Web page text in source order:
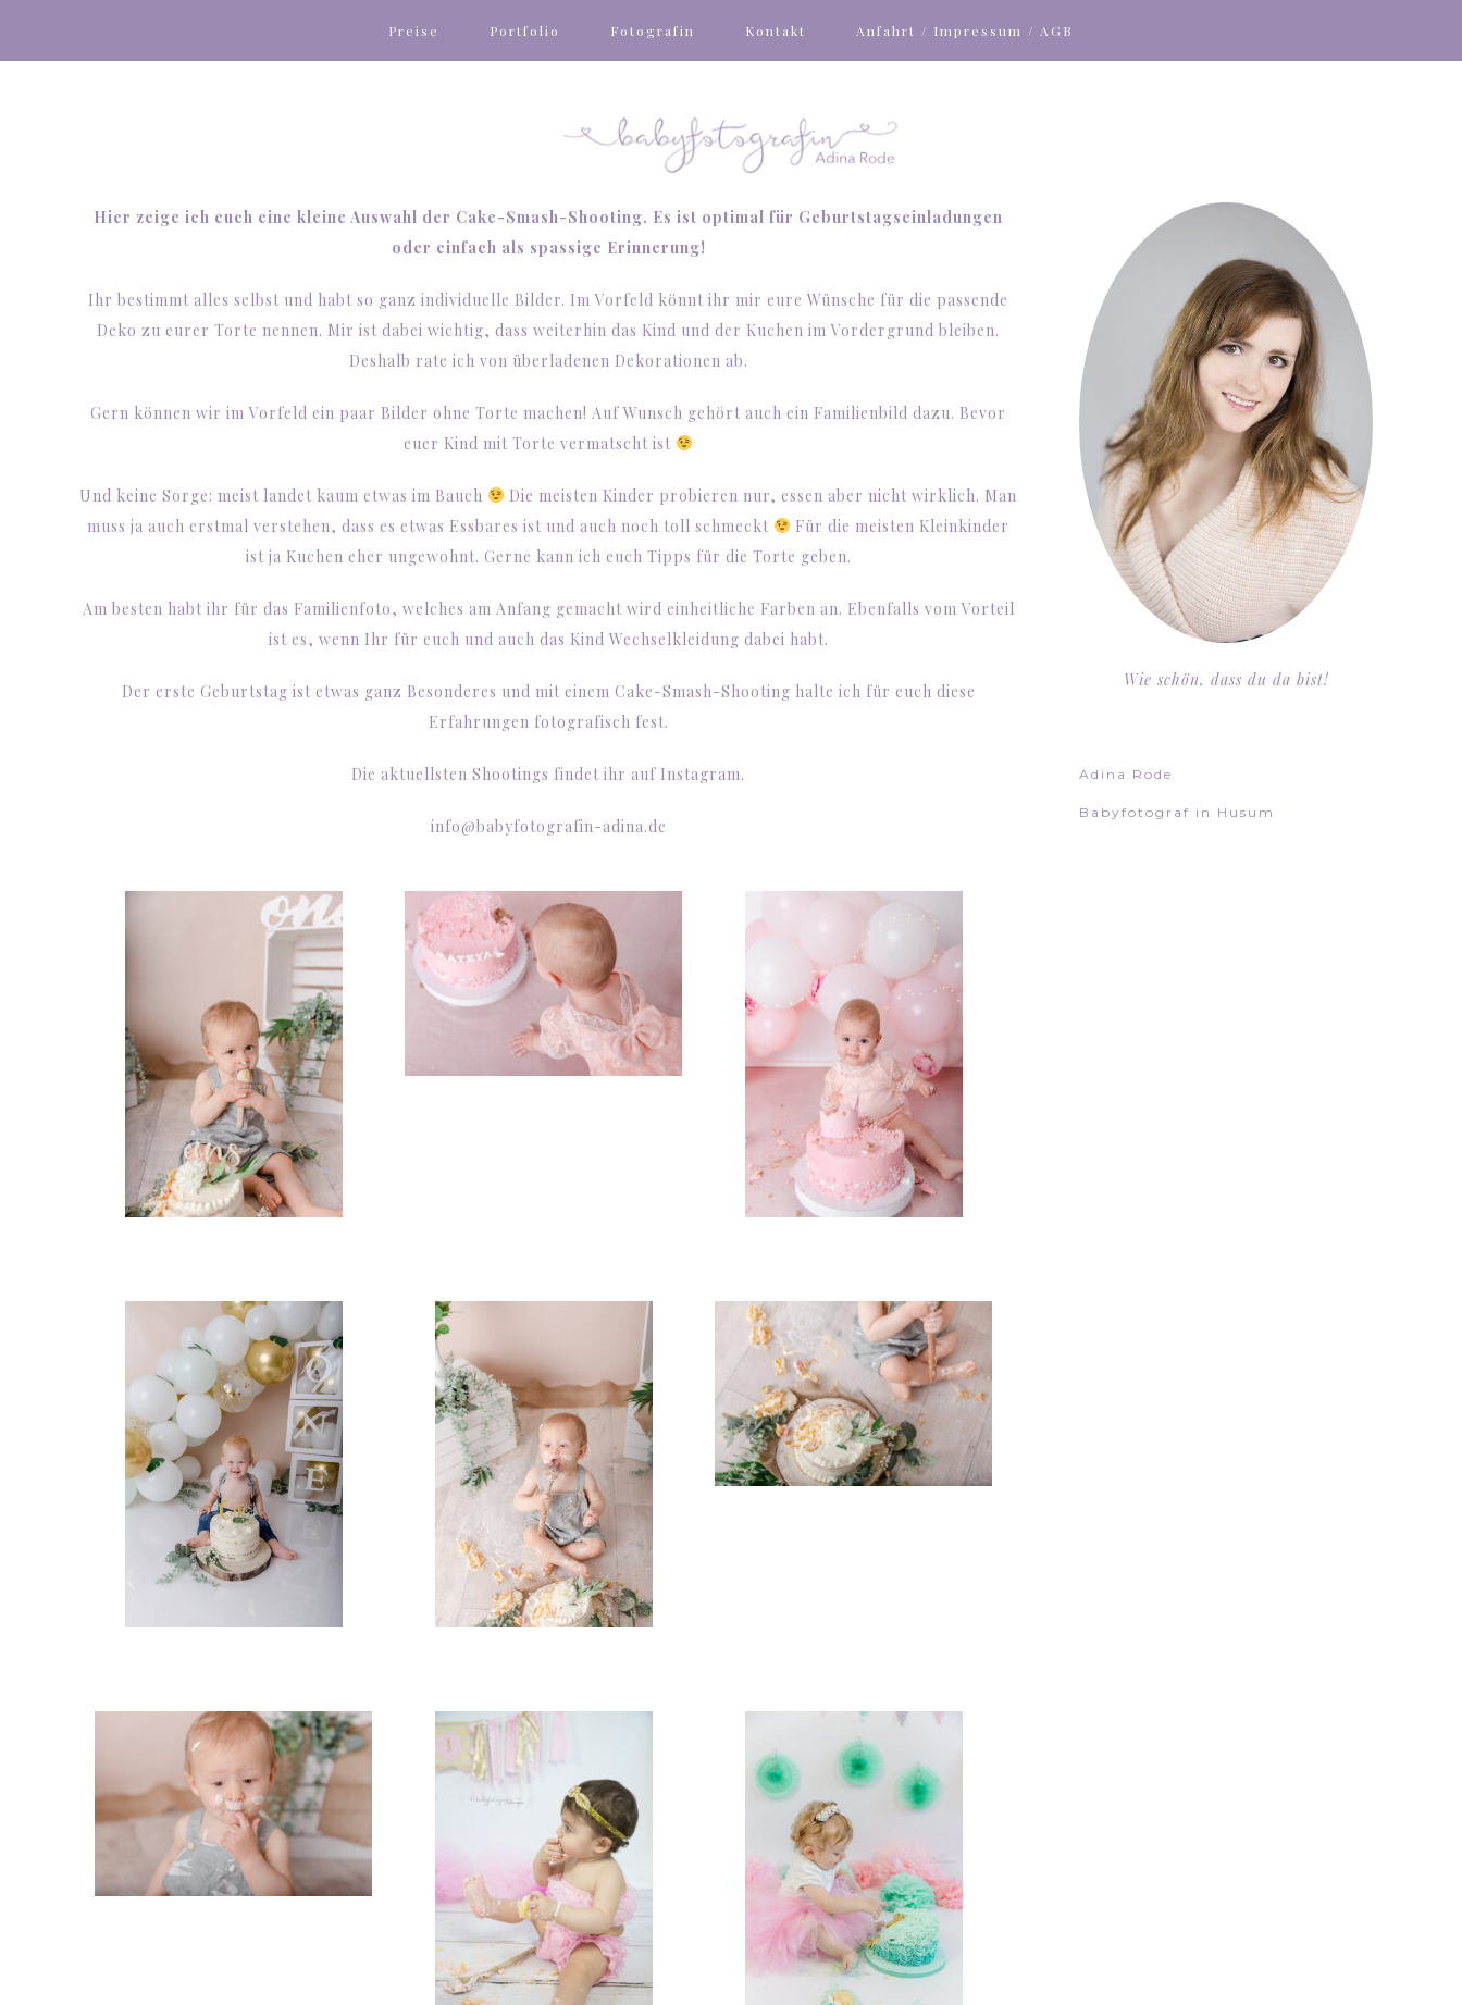
Preise Portfolio Fotografin Kontakt Anfahrt / Impressum / AGB
Hier zeige ich euch eine kleine Auswahl der Cake-Smash-Shooting. Es ist optimal für Geburtstagseinladungen
oder einfach als spassige Erinnerung!
Ihr bestimmt alles selbst und habt so ganz individuelle Bilder. Im Vorfeld könnt ihr mir eure Wünsche für die passende
Deko zu eurer Torte nennen. Mir ist dabei wichtig, dass weiterhin das Kind und der Kuchen im Vordergrund bleiben.
Deshalb rate ich von überladenen Dekorationen ab.
Gern können wir im Vorfeld ein paar Bilder ohne Torte machen! Auf Wunsch gehört auch ein Familienbild dazu. Bevor
euer Kind mit Torte vermatscht ist
Und keine Sorge: meist landet kaum etwas im Bauch
Die meisten Kinder probieren nur, essen aber nicht wirklich. Man
muss ja auch erstmal verstehen, dass es etwas Essbares ist und auch noch toll schmeckt
Für die meisten Kleinkinder
ist ja Kuchen eher ungewohnt. Gerne kann ich euch Tipps für die Torte geben.
Am besten habt ihr für das Familienfoto, welches am Anfang gemacht wird einheitliche Farben an. Ebenfalls vom Vorteil
ist es, wenn Ihr für euch und auch das Kind Wechselkleidung dabei habt.
Der erste Geburtstag ist etwas ganz Besonderes und mit einem Cake-Smash-Shooting halte ich für euch diese
Erfahrungen fotografisch fest.
Die aktuellsten Shootings findet ihr auf Instagram.
info@babyfotografin-adina.de
Wie schön, dass du da bist!
Adina Rode
Babyfotograf in Husum